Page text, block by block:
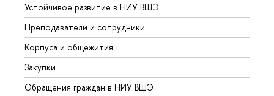
Устойчивое развитие в НИУ ВШЭ
Преподаватели и сотрудники
Корпуса и общежития
Закупки
Обращения граждан в НИУ ВШЭ